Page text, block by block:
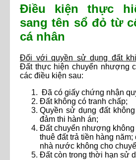
Điều kiện thực
sang tên sổ đỏ từ
cá nhân
Đối với quyền sử dụng đất
Đất thực hiện chuyển nhượng
các điều kiện sau:
Đã có giấy chứng nhận
Đất không có tranh chấp;
Quyền sử dụng đất
đảm thi hành án;
Đất chuyển nhượng
thuê đất trả tiền hàng
nhà nước không cho
Đất còn trong thời hạn sử